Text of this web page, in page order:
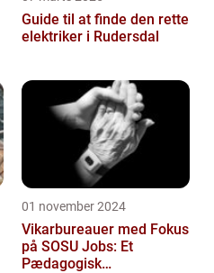
Guide til at finde den rette
elektriker i Rudersdal
01 november 2024
Vikarbureauer med Fokus
på SOSU Jobs: Et
Pædagogisk